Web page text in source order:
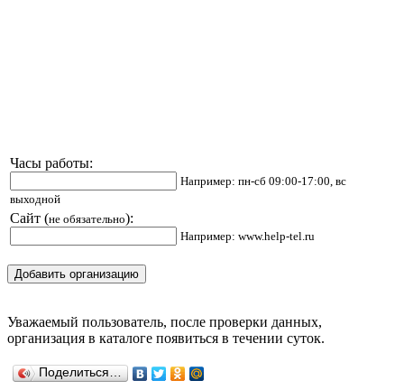
Часы работы:
Например: пн-сб 09:00-17:00, вс
выходной
Сайт (не обязательно):
Например: www.help-tel.ru
Уважаемый пользователь, после проверки данных,
организация в каталоге появиться в течении суток.
Поделиться…